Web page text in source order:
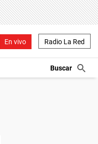
En vivo Radio La Red